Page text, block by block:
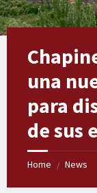
una
para
de sus
Home / News